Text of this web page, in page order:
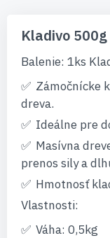
začiatok
galérie
obrázkov
Kladivo
Balenie: 1ks
Zámočnícke
dreva.
Ideálne pre
Masívna
prenos sily a
Hmotnosť
Vlastnosti:
Váha: 0,5kg